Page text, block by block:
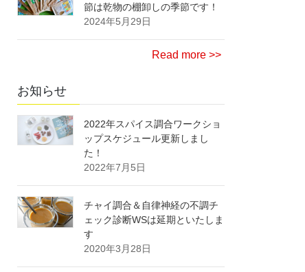
節は乾物の棚卸しの季節です！
2024年5月29日
Read more >>
お知らせ
2022年スパイス調合ワークショ
ップスケジュール更新しまし
た！
2022年7月5日
チャイ調合＆自律神経の不調チ
ェック診断WSは延期といたしま
す
2020年3月28日